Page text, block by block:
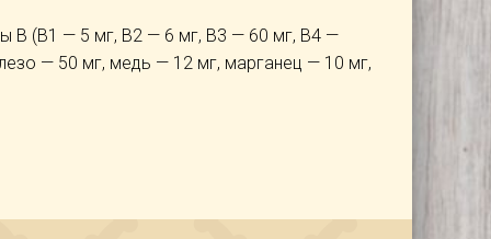
В (В1 — 5 мг, В2 — 6 мг, В3 — 60 мг, В4 —
— 50 мг, медь — 12 мг, марганец — 10 мг,